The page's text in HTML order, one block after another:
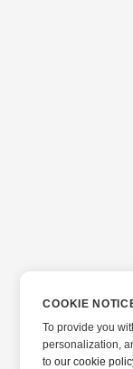
COOKIE
To provide you
personalization,
toour cookie